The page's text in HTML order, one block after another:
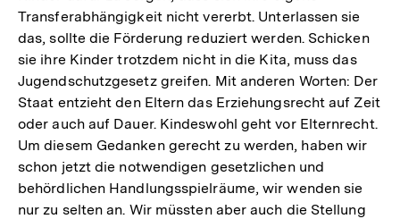
Transferabhängigkeit nicht vererbt. Unterlassen sie
das, sollte die Förderung reduziert werden. Schicken
sie ihre Kinder trotzdem nicht in die Kita, muss das
Jugendschutzgesetz greifen. Mit anderen Worten: Der
Staat entzieht den Eltern das Erziehungsrecht auf Zeit
oder auch auf Dauer. Kindeswohl geht vor Elternrecht.
Um diesem Gedanken gerecht zu werden, haben wir
schon jetzt die notwendigen gesetzlichen und
behördlichen Handlungsspielräume, wir wenden sie
nur zu selten an. Wir müssten aber auch die Stellung